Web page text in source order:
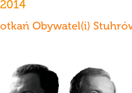
Obywatel(i)